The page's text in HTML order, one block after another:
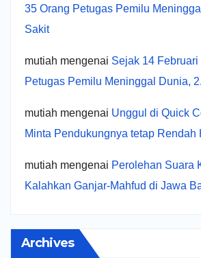
35 Orang Petugas Pemilu
Sakit
mutiah mengenai Sejak 14 Februari
Petugas Pemilu Meninggal Dunia,
mutiah mengenai Unggul di Quick
Minta Pendukungnya tetap Rendah
mutiah mengenai Perolehan Suara
Kalahkan Ganjar-Mahfud di Jawa
Archives